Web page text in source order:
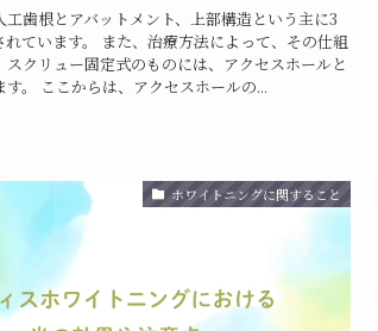
工歯根とアバットメント、上部構造という主に3
ています。 また、治療方法によって、その仕組
スクリュー固定式のものには、アクセスホールと
。 ここからは、アクセスホールの...
ホワイトニングに関すること